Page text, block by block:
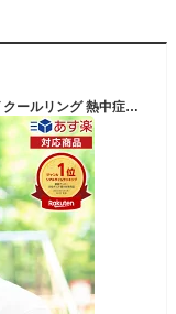
【即納】ネッククーラー ひんやりアイスリング クールリング 熱中症対策グッズ 首 冷却 リング アイスネックリング クールネック ネックリング リング クールバンド ひんやり アイスネックバンド アイスネック 冷却チューブ 大人 Lサイズ 冷えピタ